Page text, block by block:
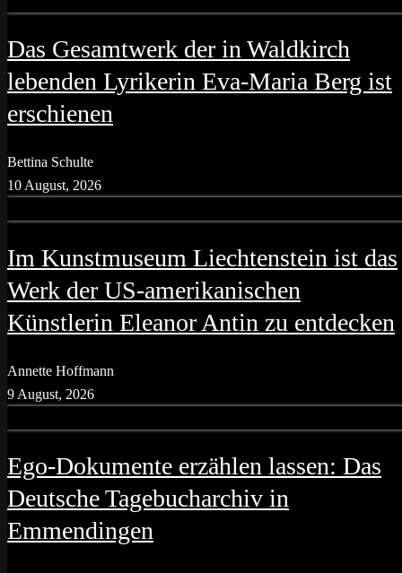
Das Gesamtwerk der in Waldkirch
lebenden Lyrikerin Eva-Maria Berg ist
erschienen
Bettina Schulte
10 August, 2026
Im Kunstmuseum Liechtenstein ist das
Werk der US-amerikanischen
Künstlerin Eleanor Antin zu entdecken
Annette Hoffmann
9 August, 2026
Ego-Dokumente erzählen lassen: Das
Deutsche Tagebucharchiv in
Emmendingen